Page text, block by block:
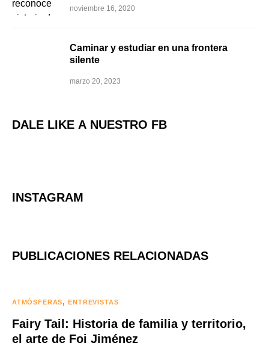
noviembre 16, 2020
Caminar y estudiar en una frontera
silente
marzo 20, 2023
DALE LIKE A NUESTRO FB
INSTAGRAM
PUBLICACIONES RELACIONADAS
ATMÓSFERAS ENTREVISTAS
Fairy Tail: Historia de familia y territorio,
el arte de Foi Jiménez